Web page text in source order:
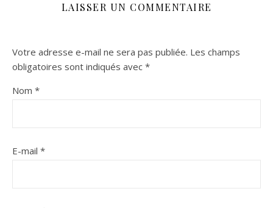
LAISSER UN COMMENTAIRE
Votre adresse e-mail ne sera pas publiée. Les champs
obligatoires sont indiqués avec *
Nom *
E-mail *